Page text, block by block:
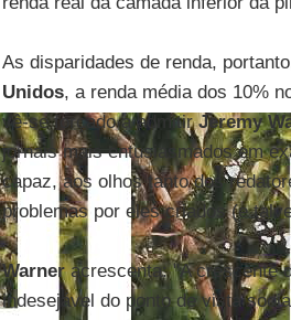
As disparidades de renda,
Unidos, a renda média dos 10%
vê-se forçado a admitirJeremy
jornais mais entusiasmados em
capaz, aos olhos tanto dos
problemas por eles criados (e
Warneracrescenta: "A crescente
indesejável do ponto de vista